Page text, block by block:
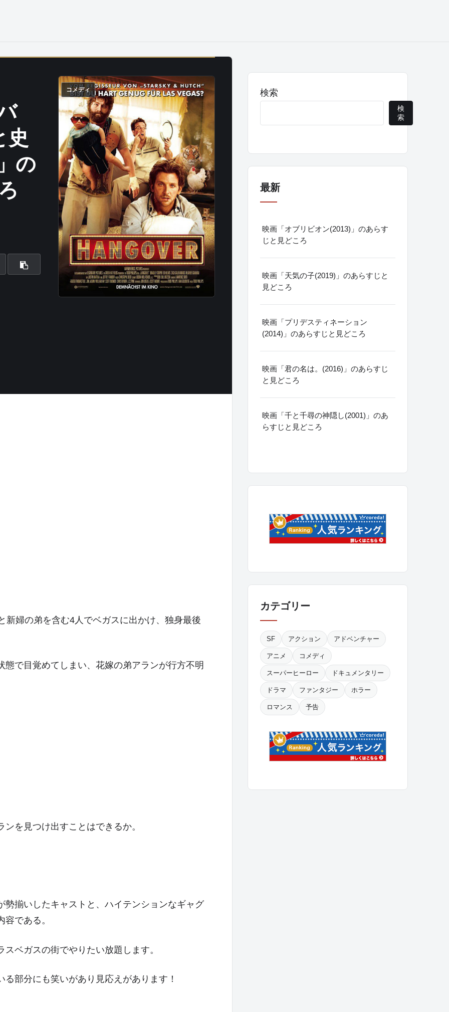
史
の
コメディ
新婦の弟を含む4人でベガスに出かけ、独身最後
で目覚めてしまい、花嫁の弟アランが行方不明
を見つけ出すことはできるか。
揃いしたキャストと、ハイテンションなギャグ
である。
ベガスの街でやりたい放題します。
部分にも笑いがあり見応えがあります！
検索
検
索
最新
映画「オブリビオン(2013)」のあらす
じと見どころ
映画「天気の子(2019)」のあらすじと
見どころ
映画「プリデスティネーション
(2014)」のあらすじと見どころ
映画「君の名は。(2016)」のあらすじ
と見どころ
映画「千と千尋の神隠し(2001)」のあ
らすじと見どころ
カテゴリー
SF アクション アドベンチャー
アニメ コメディ
スーパーヒーロー ドキュメンタリー
ドラマ ファンタジー ホラー
ロマンス 予告